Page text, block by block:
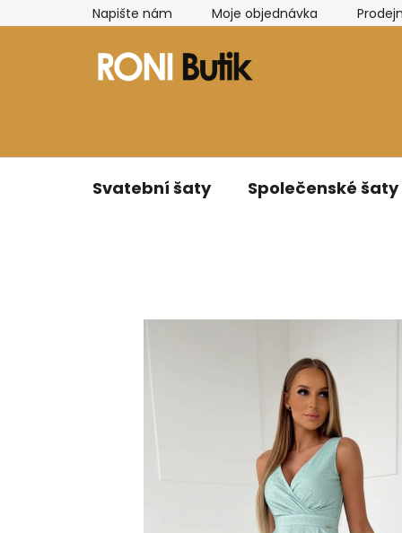
na
Napište nám Moje objednávka
Svatební šaty Společenské šaty